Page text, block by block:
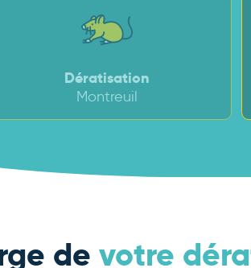
Dératisation
Montreuil
de votre